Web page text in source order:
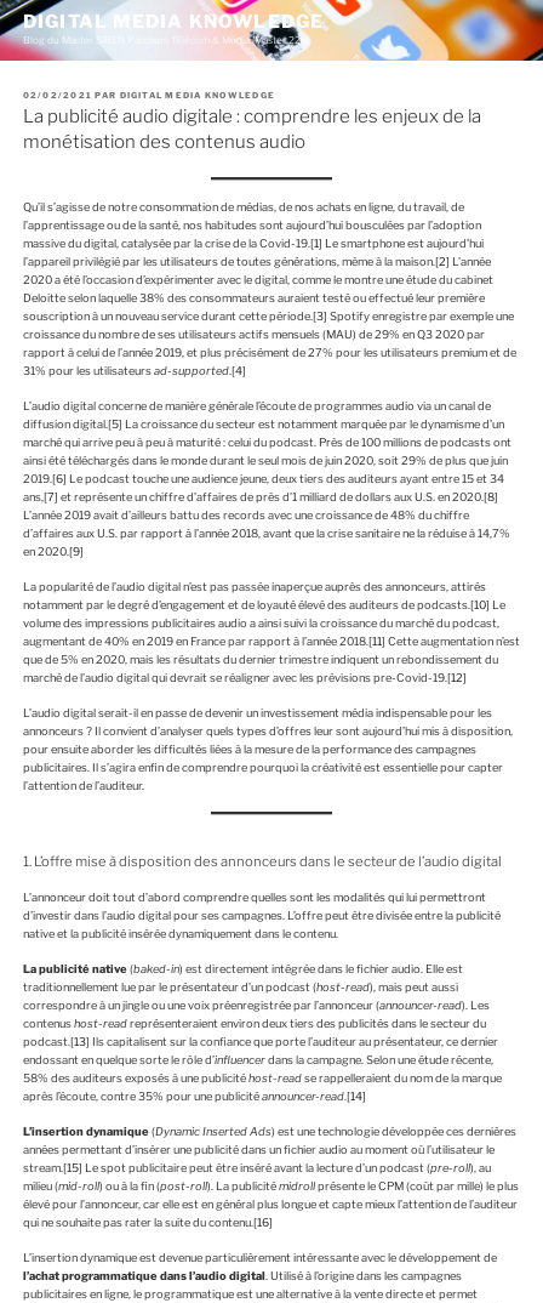
A
l
e
DIGITAL MEDIA KNOWLEDGE
Blog du Master SIREN Parcours Télécom & Média (Master 226)
P
U
B
I
02/02/2021 PAR DIGITAL MEDIA KNOWLEDGE
La publicité audio digitale : comprendre les enjeux de la
monétisation des contenus audio
Qu’il s’agisse de notre consommation de médias, de nos achats en ligne, du travail, de
l’apprentissage ou de la santé, nos habitudes sont aujourd’hui bousculées par l’adoption
massive du digital, catalysée par la crise de la Covid-19.[1] Le smartphone est aujourd’hui
l’appareil privilégié par les utilisateurs de toutes générations, même à la maison.[2] L’année
2020 a été l’occasion d’expérimenter avec le digital, comme le montre une étude du cabinet
Deloitte selon laquelle 38% des consommateurs auraient testé ou effectué leur première
souscription à un nouveau service durant cette période.[3] Spotify enregistre par exemple une
croissance du nombre de ses utilisateurs actifs mensuels (MAU) de 29% en Q3 2020 par
rapport à celui de l’année 2019, et plus précisément de 27% pour les utilisateurs premium et de
31% pour les utilisateursad-supported.[4]
L’audio digital concerne de manière générale l’écoute de programmes audio via un canal de
diffusion digital.[5] La croissance du secteur est notamment marquée par le dynamisme d’un
marché qui arrive peu à peu à maturité : celui du podcast. Près de 100 millions de podcasts ont
ainsi été téléchargés dans le monde durant le seul mois de juin 2020, soit 29% de plus que juin
2019.[6] Le podcast touche une audience jeune, deux tiers des auditeurs ayant entre 15 et 34
ans,[7] et représente un chiffre d’affaires de près d’1 milliard de dollars aux U.S. en 2020.[8]
L’année 2019 avait d’ailleurs battu des records avec une croissance de 48% du chiffre
d’affaires aux U.S. par rapport à l’année 2018, avant que la crise sanitaire ne la réduise à 14,7%
en 2020.[9]
La popularité de l’audio digital n’est pas passée inaperçue auprès des annonceurs, attirés
notamment par le degré d’engagement et de loyauté élevé des auditeurs de podcasts.[10] Le
volume des impressions publicitaires audio a ainsi suivi la croissance du marché du podcast,
augmentant de 40% en 2019 en France par rapport à l’année 2018.[11] Cette augmentation n’est
que de 5% en 2020, mais les résultats du dernier trimestre indiquent un rebondissement du
marché de l’audio digital qui devrait se réaligner avec les prévisions pre-Covid-19.[12]
L’audio digital serait-il en passe de devenir un investissement média indispensable pour les
annonceurs ? Il convient d’analyser quels types d’offres leur sont aujourd’hui mis à disposition,
pour ensuite aborder les difficultés liées à la mesure de la performance des campagnes
publicitaires. Il s’agira enfin de comprendre pourquoi la créativité est essentielle pour capter
l’attention de l’auditeur.
1. L’offre mise à disposition des annonceurs dans le secteur de l’audio digital
L’annonceur doit tout d’abord comprendre quelles sont les modalités qui lui permettront
d’investir dans l’audio digital pour ses campagnes. L’offre peut être divisée entre la publicité
native et la publicité insérée dynamiquement dans le contenu.
La publicité native(baked-in) est directement intégrée dans le fichier audio. Elle est
traditionnellement lue par le présentateur d’un podcast (host-read), mais peut aussi
correspondre à un jingle ou une voix préenregistrée par l’annonceur (announcer-read). Les
contenushost-readreprésenteraient environ deux tiers des publicités dans le secteur du
podcast.[13] Ils capitalisent sur la confiance que porte l’auditeur au présentateur, ce dernier
endossant en quelque sorte le rôle d’influencerdans la campagne. Selon une étude récente,
58% des auditeurs exposés à une publicitéhost-readse rappelleraient du nom de la marque
après l’écoute, contre 35% pour une publicitéannouncer-read.[14]
L’insertion dynamique(Dynamic Inserted Ads) est une technologie développée ces dernières
années permettant d’insérer une publicité dans un fichier audio au moment où l’utilisateur le
stream.[15] Le spot publicitaire peut être inséré avant la lecture d’un podcast (pre-roll), au
milieu (mid-roll) ou à la fin (post-roll). La publicitémidrollprésente le CPM (coût par mille) le plus
élevé pour l’annonceur, car elle est en général plus longue et capte mieux l’attention de l’auditeur
qui ne souhaite pas rater la suite du contenu.[16]
L’insertion dynamique est devenue particulièrement intéressante avec le développement de
l’achat programmatique dans l’audio digital. Utilisé à l’origine dans les campagnes
publicitaires en ligne, le programmatique est une alternative à la vente directe et permet